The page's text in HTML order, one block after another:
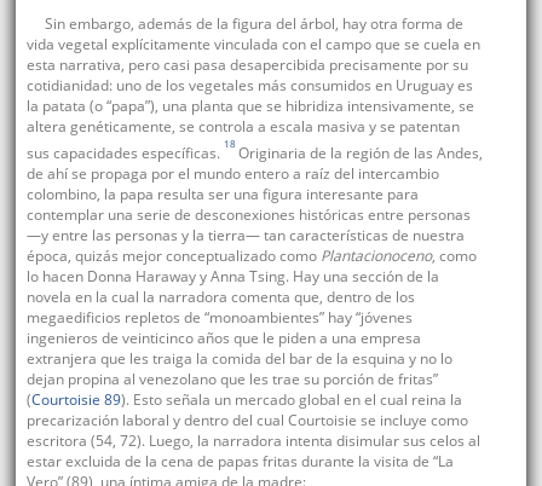
Sin embargo, además de la figura del árbol, hay otra forma de
vida vegetal explícitamente vinculada con el campo que se cuela en
esta narrativa, pero casi pasa desapercibida precisamente por su
cotidianidad: uno de los vegetales más consumidos en Uruguay es
la patata (o “papa”), una planta que se hibridiza intensivamente, se
altera genéticamente, se controla a escala masiva y se patentan
sus capacidades específicas. 18Originaria de la región de las Andes,
de ahí se propaga por el mundo entero a raíz del intercambio
colombino, la papa resulta ser una figura interesante para
contemplar una serie de desconexiones históricas entre personas
—y entre las personas y la tierra— tan características de nuestra
época, quizás mejor conceptualizado como Plantacionoceno, como
lo hacen Donna Haraway y Anna Tsing. Hay una sección de la
novela en la cual la narradora comenta que, dentro de los
megaedificios repletos de “monoambientes” hay “jóvenes
ingenieros de veinticinco años que le piden a una empresa
extranjera que les traiga la comida del bar de la esquina y no lo
dejan propina al venezolano que les trae su porción de fritas”
(Courtoisie 89). Esto señala un mercado global en el cual reina la
precarización laboral y dentro del cual Courtoisie se incluye como
escritora (54, 72). Luego, la narradora intenta disimular sus celos al
estar excluida de la cena de papas fritas durante la visita de “La
Vero” (89), una íntima amiga de la madre: